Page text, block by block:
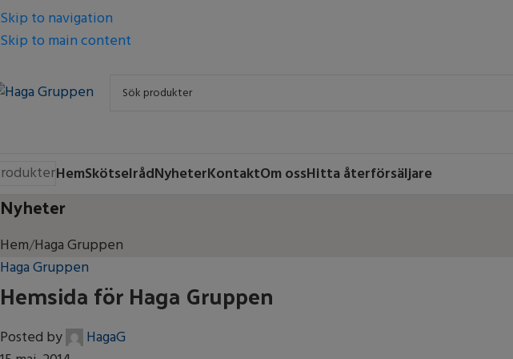
Skip to navigation
Skip to main content
HemSkötselrådNyheterKontaktOm ossHitta återförsäljare
Nyheter
Hem Haga Gruppen
Haga Gruppen
Hemsida för Haga Gruppen
Posted by
HagaG